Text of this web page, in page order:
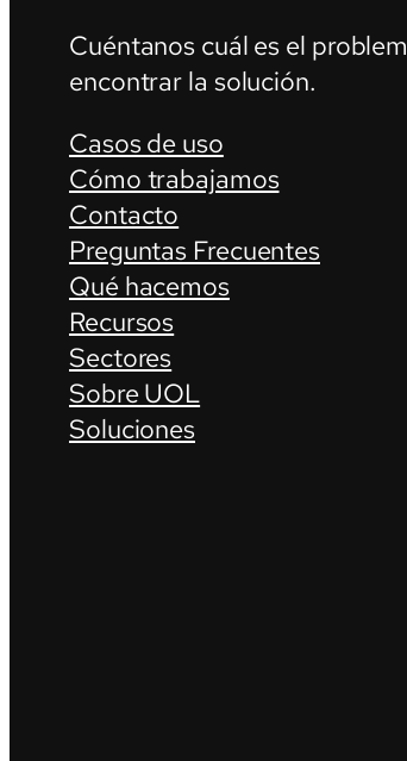
Cuéntanos cuál es el
encontrar la solución.
Casos de uso
Cómo trabajamos
Contacto
Preguntas Frecuentes
Qué hacemos
Recursos
Sectores
Sobre UOL
Soluciones